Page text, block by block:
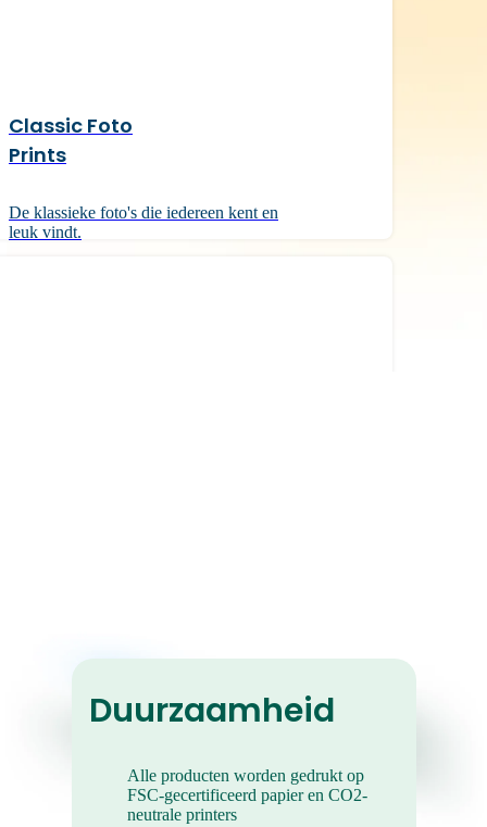
Classic Foto
Prints
De klassieke foto's die iedereen kent en
leuk vindt.
Duurzaamheid
Alle producten worden gedrukt op
FSC-gecertificeerd papier en CO2-
neutrale printers